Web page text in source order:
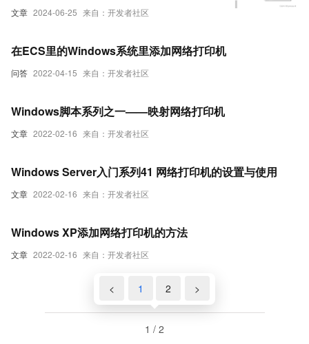
文章 2024-06-25 来自：开发者社区
问答 2022-04-15 来自：开发者社区
在ECS里的Windows系统里添加网络打印机
文章 2022-02-16 来自：开发者社区
Windows脚本系列之一——映射网络打印机
文章 2022-02-16 来自：开发者社区
Windows Server入门系列41 网络打印机的设置与使用
文章 2022-02-16 来自：开发者社区
Windows XP添加网络打印机的方法
< 1 2 >
1 / 2